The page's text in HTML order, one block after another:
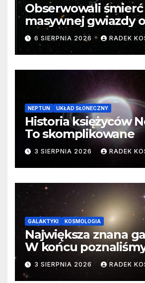
Obserwowali śmierć
masywnej gwiazdy
samego początku.
cenne dane
6 SIERPNIA 2026 RADEK
NEPTUN UKŁAD SŁONECZNY
Historia księżyców
To skomplikowane
3 SIERPNIA 2026 RADEK
GALAKTYKI KOSMOLOGIA
Największa znana
W końcu
faktyczne wymiary
3 SIERPNIA 2026 RADEK